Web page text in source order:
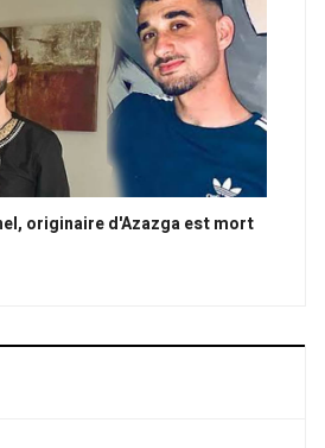
originaire d'Azazga est mort